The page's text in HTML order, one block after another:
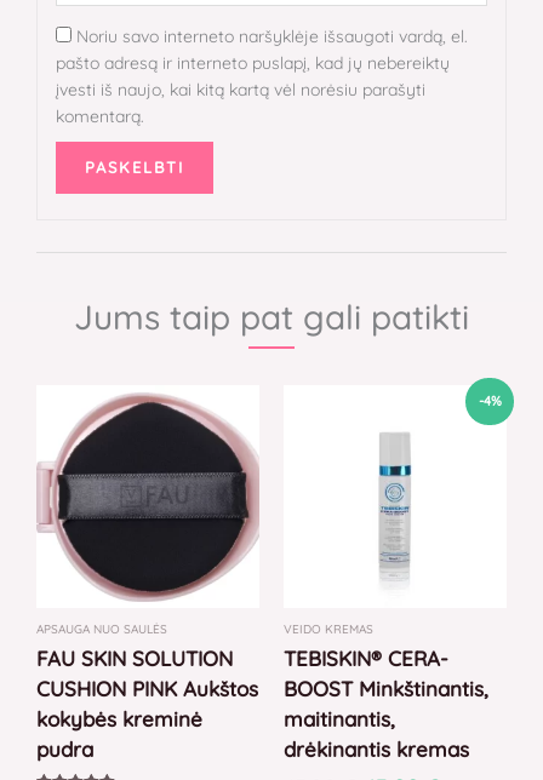
Noriu savo interneto naršyklėje išsaugoti vardą, el.
pašto adresą ir interneto puslapį, kad jų nebereiktų
įvesti iš naujo, kai kitą kartą vėl norėsiu parašyti
komentarą.
Jums taip pat gali patikti
APSAUGA NUO SAULĖS
FAU SKIN SOLUTION
CUSHION PINK Aukštos
kokybės kreminė
pudra
-4%
VEIDO KREMAS
TEBISKIN® CERA-
BOOST Minkštinantis,
maitinantis,
drėkinantis kremas
price
45,00 €.
Current
price